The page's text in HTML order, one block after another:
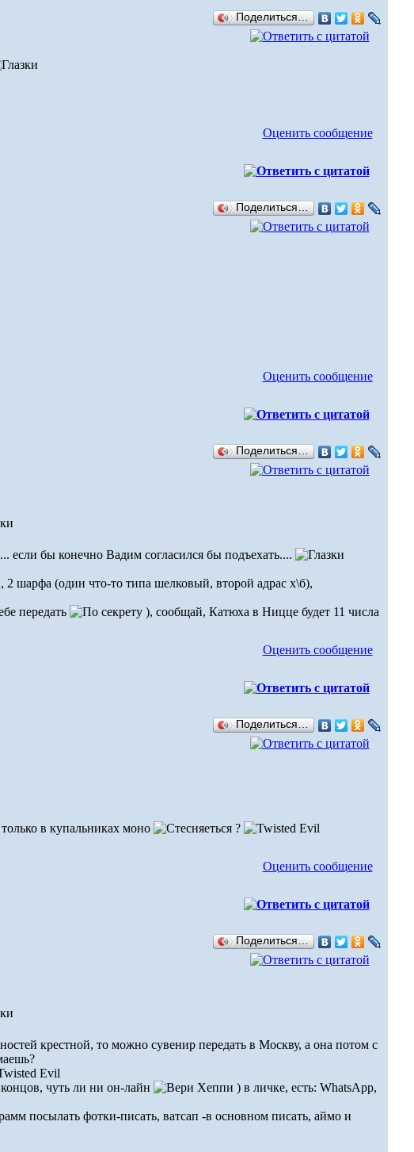
Поделиться…
Оценить сообщение
Поделиться…
Оценить сообщение
Поделиться…
если бы конечно Вадим согласился бы подъехать....
шарфа (один что-то типа шелковый, второй адрас х\б),
передать
), сообщай, Катюха в Ницце будет 11 числа
Оценить сообщение
Поделиться…
в купальниках моно ?
Оценить сообщение
Поделиться…
крестной, то можно сувенир передать в Москву, а она потом с
чуть ли ни он-лайн
) в личке, есть: WhatsApp,
посылать фотки-писать, ватсап -в основном писать, аймо и